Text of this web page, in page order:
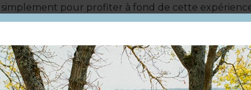
simplement pour profiter à fond de cette
Chaque session de wakeboard, d’une durée de 15
à votre rythme et de faire le plein de sensations.
l’équipement nécessaire (combinaison, casque, gilet,
votre session. Vous pouvez également louer une
seulement 5 €/session.